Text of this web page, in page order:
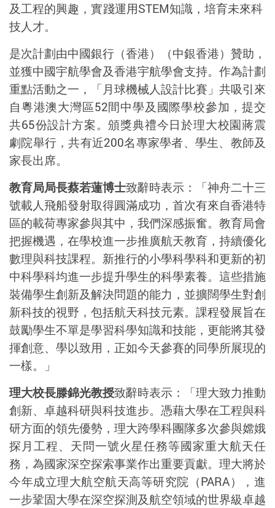
及工程的興趣，實踐運用STEM知識，培育未來科
技人才。
是次計劃由中國銀行（香港）（中銀香港）贊助，
並獲中國宇航學會及香港宇航學會支持。作為計劃
重點活動之一，「月球機械人設計比賽」共吸引來
自粵港澳大灣區52間中學及國際學校參加，提交
共65份設計方案。頒獎典禮今日於理大校園蔣震
劇院舉行，共有近200名專家學者、學生、教師及
家長出席。
教育局局長蔡若蓮博士致辭時表示：「神舟二十三
號載人飛船發射取得圓滿成功，首次有來自香港特
區的載荷專家參與其中，我們深感振奮。教育局會
把握機遇，在學校進一步推廣航天教育，持續優化
數理與科技課程。新推行的小學科學科和更新的初
中科學科均進一步提升學生的科學素養。這些措施
裝備學生創新及解決問題的能力，並擴闊學生對創
新科技的視野，包括航天科技元素。課程發展旨在
鼓勵學生不單是學習科學知識和技能，更能將其發
揮創意、學以致用，正如今天參賽的同學所展現的
一樣。」
理大校長滕錦光教授致辭時表示：「理大致力推動
創新、卓越科研與科技進步。憑藉大學在工程與科
研方面的領先優勢，理大跨學科團隊多次參與嫦娥
探月工程、天問一號火星任務等國家重大航天任
務，為國家深空探索事業作出重要貢獻。理大將於
今年成立理大航空航天高等研究院 （PARA），進
一步鞏固大學在深空探測及航空領域的世界級卓越